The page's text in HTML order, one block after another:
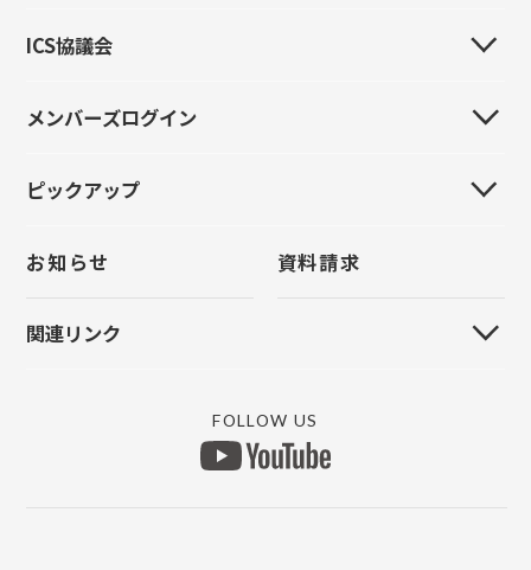
イベント情報
導入事例
製品紹介
導入事例
お問い合わせ
はじめてのお客様
製品紹介
導入事例
お問い合わせ
ICS協議会
全国ICS協議会
全国大会
メンバーズログイン
新規登録
パスワードをお忘れの方
ピックアップ
クラウド管理
上手くんα
原票モバイル
銀行データ取り込み
ICSデジタルポスト
お知らせ
関連リンク
上手くんαWEBサイト
資料請求
FOLLOW US